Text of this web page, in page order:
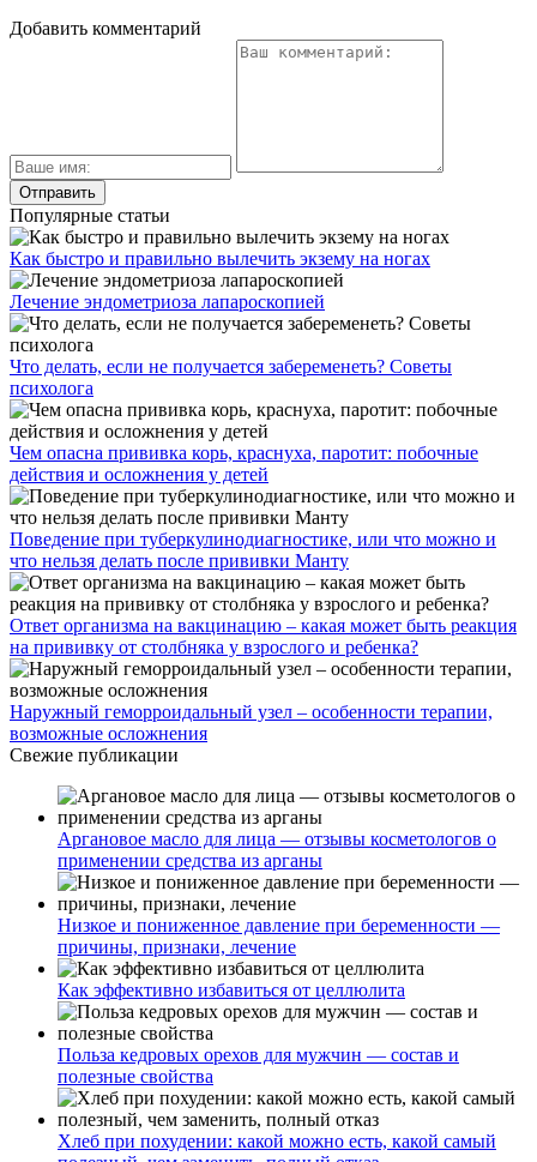
Добавить комментарий
Популярные статьи
Как быстро и правильно вылечить экзему на ногах
Лечение эндометриоза лапароскопией
Что делать, если не получается забеременеть? Советы
психолога
Чем опасна прививка корь, краснуха, паротит: побочные
действия и осложнения у детей
Поведение при туберкулинодиагностике, или что можно и
что нельзя делать после прививки Манту
Ответ организма на вакцинацию – какая может быть реакция
на прививку от столбняка у взрослого и ребенка?
Наружный геморроидальный узел – особенности терапии,
возможные осложнения
Свежие публикации
Аргановое масло для лица — отзывы косметологов о
применении средства из арганы
Низкое и пониженное давление при беременности —
причины, признаки, лечение
Как эффективно избавиться от целлюлита
Польза кедровых орехов для мужчин — состав и
полезные свойства
Хлеб при похудении: какой можно есть, какой самый